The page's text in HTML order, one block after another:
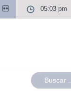
05:03 pm